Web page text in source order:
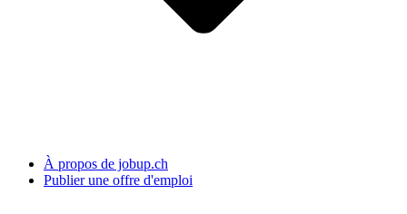
À propos de jobup.ch
Publier une offre d'emploi